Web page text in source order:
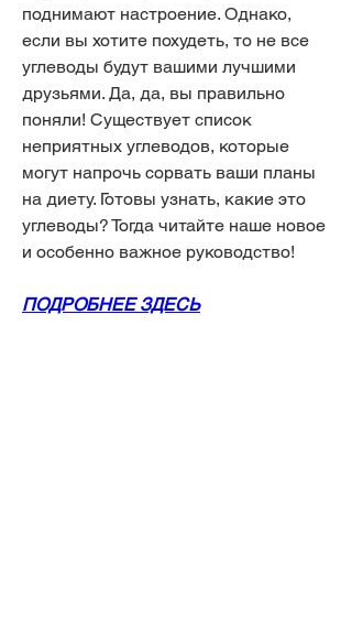
поднимают настроение. Однако,
если вы хотите похудеть, то не все
углеводы будут вашими лучшими
друзьями. Да, да, вы правильно
поняли! Существует список
неприятных углеводов, которые
могут напрочь сорвать ваши планы
на диету. Готовы узнать, какие это
углеводы? Тогда читайте наше новое
и особенно важное руководство!
ПОДРОБНЕЕ ЗДЕСЬ